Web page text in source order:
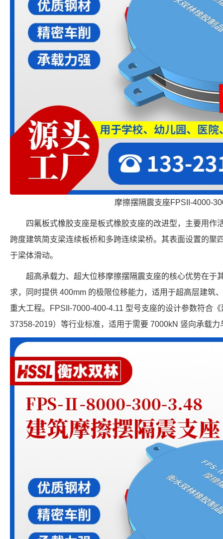
摩擦摆隔震支座FPSII-4000-
四氟板式橡胶支座是板式橡胶支座的改进型，主要用作
跨度建筑简支梁连续板桥和多跨连续梁桥。其表面设置的聚
于梁体滑动。
超高承载力、超大位移摩擦摆隔震支座的核心优势在于
求，同时提供 400mm 的极限位移能力，适用于超高层建筑
重大工程。FPSII-7000-400-4.11 型号支座的设计参数符合
37358-2019）等行业标准，适用于需要 7000kN 竖向承载